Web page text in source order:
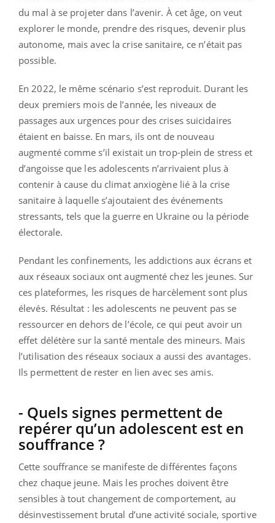
du mal à se projeter dans l’avenir. À cet âge, on veut
explorer le monde, prendre des risques, devenir plus
autonome, mais avec la crise sanitaire, ce n’était pas
possible.
En 2022, le même scénario s’est reproduit. Durant les
deux premiers mois de l’année, les niveaux de
passages aux urgences pour des crises suicidaires
étaient en baisse. En mars, ils ont de nouveau
augmenté comme s’il existait un trop-plein de stress et
d’angoisse que les adolescents n’arrivaient plus à
contenir à cause du climat anxiogène lié à la crise
sanitaire à laquelle s’ajoutaient des événements
stressants, tels que la guerre en Ukraine ou la période
électorale.
Pendant les confinements, les addictions aux écrans et
aux réseaux sociaux ont augmenté chez les jeunes. Sur
ces plateformes, les risques de harcèlement sont plus
élevés. Résultat : les adolescents ne peuvent pas se
ressourcer en dehors de l’école, ce qui peut avoir un
effet délétère sur la santé mentale des mineurs. Mais
l’utilisation des réseaux sociaux a aussi des avantages.
Ils permettent de rester en lien avec ses amis.
- Quels signes permettent de
repérer qu’un adolescent est en
souffrance ?
Cette souffrance se manifeste de différentes façons
chez chaque jeune. Mais les proches doivent être
sensibles à tout changement de comportement, au
désinvestissement brutal d’une activité sociale, sportive